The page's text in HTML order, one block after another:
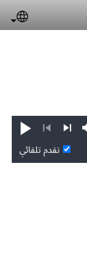
تشغيل
السابقالتالي تقدم تلقائي